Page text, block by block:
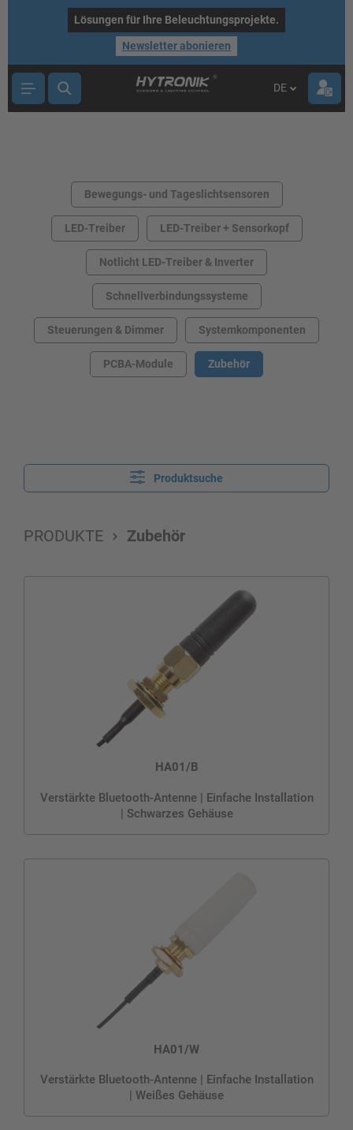
Lösungen für Ihre Beleuchtungsprojekte.
Newsletter abonieren
DE
Bewegungs- und Tageslichtsensoren
LED-Treiber LED-Treiber + Sensorkopf
Notlicht LED-Treiber & Inverter
Schnellverbindungssysteme
Steuerungen & Dimmer Systemkomponenten
PCBA-Module Zubehör
Produktsuche
PRODUKTE Zubehör
HA01/B
Verstärkte Bluetooth-Antenne | Einfache Installation
| Schwarzes Gehäuse
HA01/W
Verstärkte Bluetooth-Antenne | Einfache Installation
| Weißes Gehäuse